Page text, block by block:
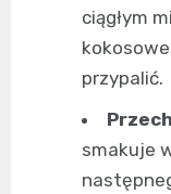
ciągłym
przypalić.
smakuje